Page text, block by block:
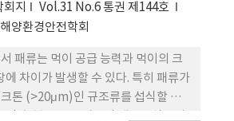
지
Vol.31 No.6 통권 제144호
해양환경안전학회
패류는 먹이 공급 능력과 먹이의 크
에 차이가 발생할 수 있다. 특히 패류가
톤 (>20μm)인 규조류를 섭식할 때